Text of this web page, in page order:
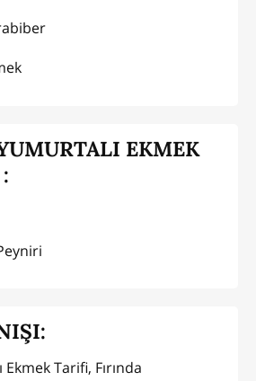
EKMEK
Ekmek Tarifi, Fırında